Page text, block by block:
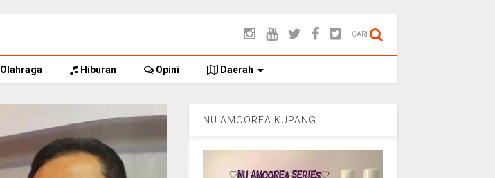
CARI
Olahraga Hiburan Opini Daerah
NU AMOOREA KUPANG